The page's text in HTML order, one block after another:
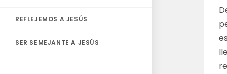
REFLEJEMOS A JESÚS
SER SEMEJANTE A JESÚS